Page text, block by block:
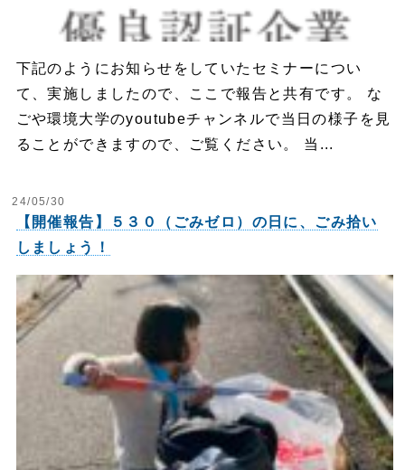
下記のようにお知らせをしていたセミナーについ
て、実施しましたので、ここで報告と共有です。 な
ごや環境大学のyoutubeチャンネルで当日の様子を見
ることができますので、ご覧ください。 当...
24/05/30
【開催報告】５３０（ごみゼロ）の日に、ごみ拾い
しましょう！